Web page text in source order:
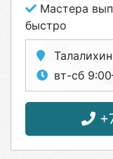
Мастера
быстро
вт-сб